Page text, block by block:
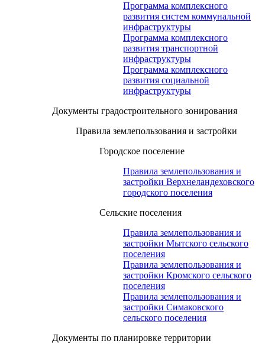
Программа комплексного
развития систем коммунальной
инфраструктуры
Программа комплексного
развития транспортной
инфраструктуры
Программа комплексного
развития социальной
инфраструктуры
Документы градостроительного зонирования
Правила землепользования и застройки
Городское поселение
Правила землепользования и
застройки Верхнеландеховского
городского поселения
Сельские поселения
Правила землепользования и
застройки Мытского сельского
поселения
Правила землепользования и
застройки Кромского сельского
поселения
Правила землепользования и
застройки Симаковского
сельского поселения
Документы по планировке территории